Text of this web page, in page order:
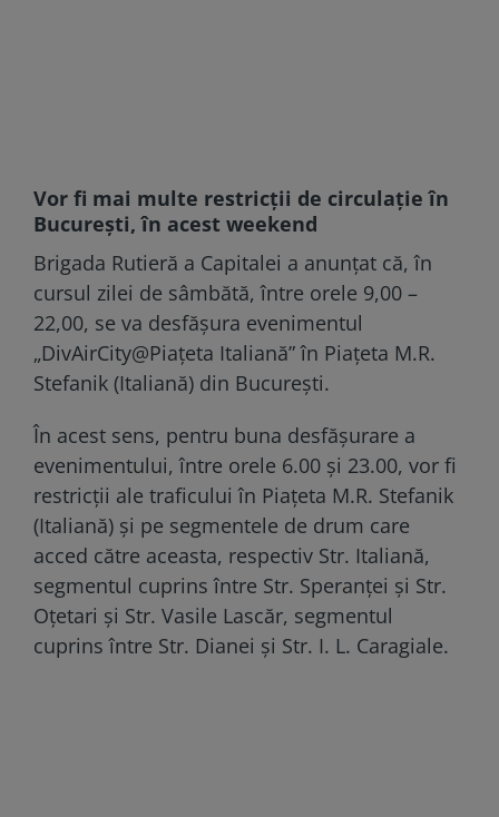
Vor fi mai multe restricții de circulație în
București, în acest weekend
Brigada Rutieră a Capitalei a anunţat că, în
cursul zilei de sâmbătă, între orele 9,00 –
22,00, se va desfăşura evenimentul
„DivAirCity@Piaţeta Italiană” în Piaţeta M.R.
Stefanik (Italiană) din Bucureşti.
În acest sens, pentru buna desfăşurare a
evenimentului, între orele 6.00 şi 23.00, vor fi
restricții ale traficului în Piaţeta M.R. Stefanik
(Italiană) şi pe segmentele de drum care
acced către aceasta, respectiv Str. Italiană,
segmentul cuprins între Str. Speranţei şi Str.
Oţetari şi Str. Vasile Lascăr, segmentul
cuprins între Str. Dianei şi Str. I. L. Caragiale.